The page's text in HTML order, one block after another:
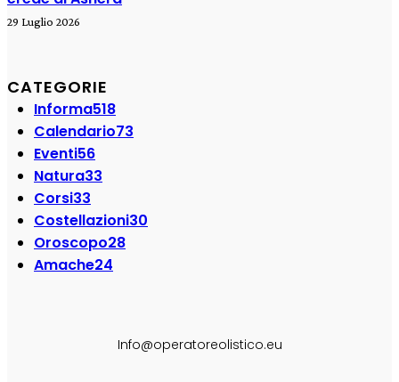
29 Luglio 2026
CATEGORIE
Informa518
Calendario73
Eventi56
Natura33
Corsi33
Costellazioni30
Oroscopo28
Amache24
Info@operatoreolistico.eu